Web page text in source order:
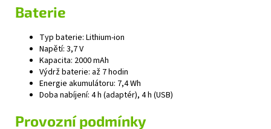
Baterie
Typ baterie: Lithium‑ion
Napětí: 3,7 V
Kapacita: 2000 mAh
Výdrž baterie: až 7 hodin
Energie akumulátoru: 7,4 Wh
Doba nabíjení: 4 h (adaptér), 4 h (USB)
Provozní podmínky